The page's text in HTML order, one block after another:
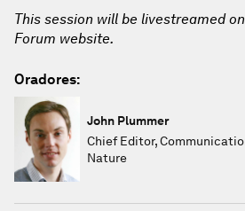
This session will be livestreamed
Forum website.
Oradores:
John Plummer
Chief Editor,
Nature